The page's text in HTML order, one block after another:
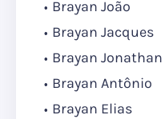
Brayan João
Brayan Jacques
Brayan Jonathan
Brayan Antônio
Brayan Elias